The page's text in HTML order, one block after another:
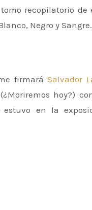
recopilatorio de
Negro y
firmaráSalvador
hoy?)
en la